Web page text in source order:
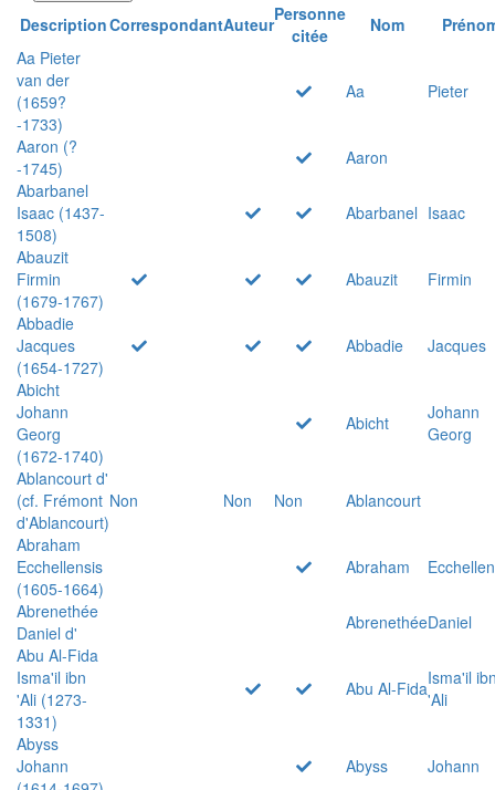
DescriptionCorrespondantAuteurPersonne
citée
Nom
Aa Pieter
van der
(1659?
-1733)
Aa Pieter
Aaron (?
-1745)
Aaron
Abarbanel
Isaac (1437-
1508)
Abarbanel Isaac
Abauzit
Firmin
(1679-1767)
Abauzit
Firmin
Abbadie
Jacques
(1654-1727)
Abbadie
Jacques
Abicht
Johann
Georg
(1672-1740)
Abicht
Johann
Georg
Ablancourt d'
(cf. Frémont
d'Ablancourt)
Non Non Non
Ablancourt
Abraham
Ecchellensis
(1605-1664)
Abraham
Abrenethée
Daniel d'
AbrenethéeDaniel
Abu Al-Fida
Isma'il ibn
'Ali (1273-
1331)
Abu Al-FidaIsma'il
'Ali
Abyss
Johann
Abyss
Johann